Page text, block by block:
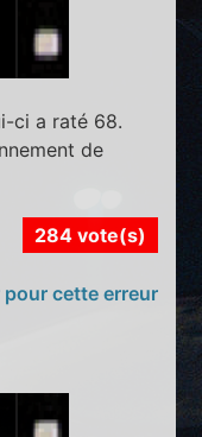
ci a raté 68.
de
284 vote(s)
pour cette erreur